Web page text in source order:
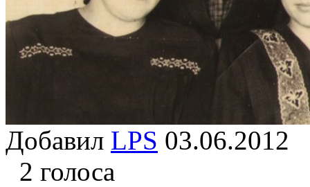
Добавил LPS
2 голоса